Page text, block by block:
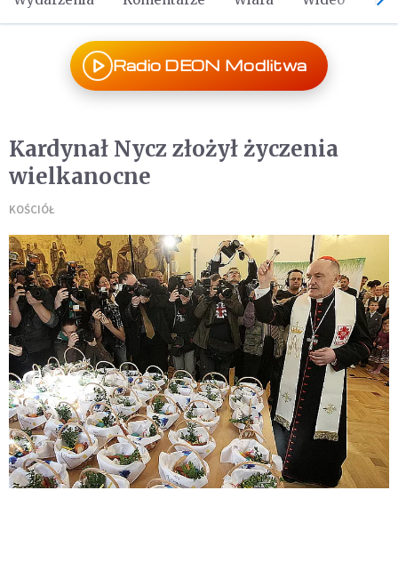
Radio DEON Modlitwa
Kardynał Nycz złożył życzenia
wielkanocne
KOŚCIÓŁ